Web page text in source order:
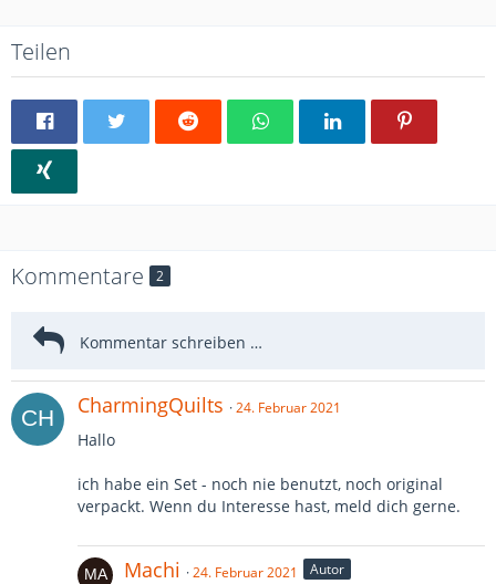
Teilen
Kommentare 2
CharmingQuilts 24. Februar 2021
Hallo
ich habe ein Set - noch nie benutzt, noch original
verpackt. Wenn du Interesse hast, meld dich gerne.
Machi 24. Februar 2021 Autor